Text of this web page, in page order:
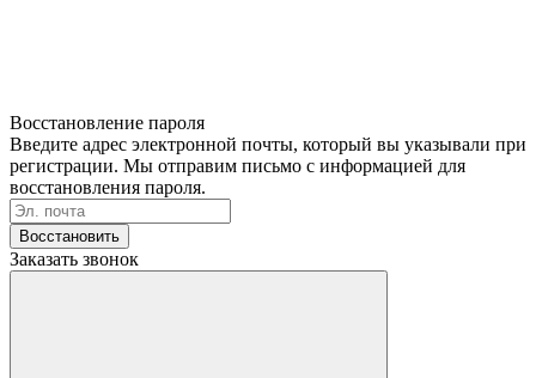
Восстановление пароля
Введите адрес электронной почты, который вы указывали при
регистрации. Мы отправим письмо с информацией для
восстановления пароля.
Восстановить
Заказать звонок